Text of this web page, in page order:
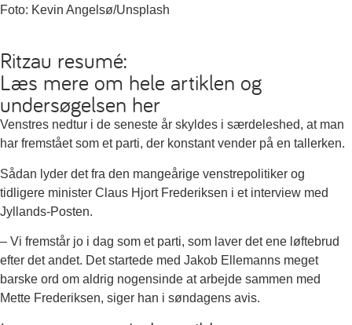
Foto: Kevin Angelsø/Unsplash
Ritzau resumé:
Læs mere om hele artiklen og
undersøgelsen her
Venstres nedtur i de seneste år skyldes i særdeleshed, at man
har fremstået som et parti, der konstant vender på en tallerken.
Sådan lyder det fra den mangeårige venstrepolitiker og
tidligere minister Claus Hjort Frederiksen i et interview med
Jyllands-Posten.
– Vi fremstår jo i dag som et parti, som laver det ene løftebrud
efter det andet. Det startede med Jakob Ellemanns meget
barske ord om aldrig nogensinde at arbejde sammen med
Mette Frederiksen, siger han i søndagens avis.